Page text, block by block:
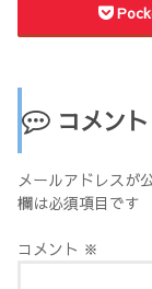
コメン
メールアドレスが
欄は必須項目です
コメント ※